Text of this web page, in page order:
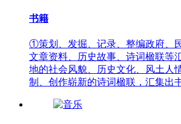
书籍
①策划、发掘、记录、整编政府、
文章资料、历史故事、诗词楹联等
地的社会风貌、历史文化、风土人
制、创作崭新的诗词楹联，汇集出书